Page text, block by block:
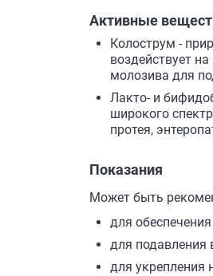
Активные
Колострум -
воздействует
молозива для
Лакто- и
широкого
протея,
Показания
Может быть
для
для подавления
для укрепления